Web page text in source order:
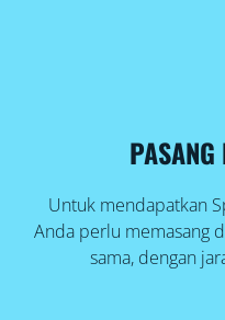
Untuk mendapatkan
Anda perlu memasang
sama, dengan